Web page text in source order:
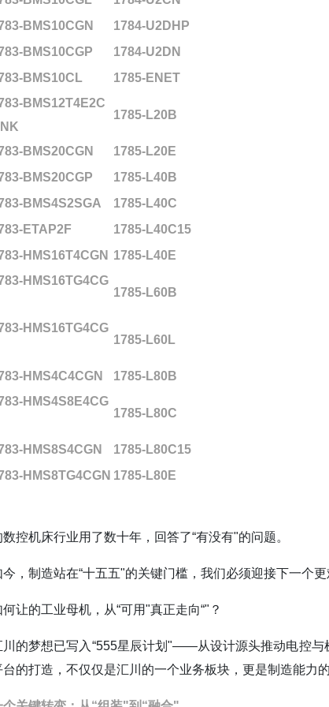
BMS10CGN
1784-U2DHP
BMS10CGP
1784-U2DN
BMS10CL
1785-ENET
BMS12T4E2C
1785-L20B
BMS20CGN
1785-L20E
BMS20CGP
1785-L40B
BMS4S2SGA
1785-L40C
ETAP2F
1785-L40C15
HMS16T4CGN 1785-L40E
HMS16TG4CG
1785-L60B
HMS16TG4CG
1785-L60L
HMS4C4CGN
1785-L80B
HMS4S8E4CG
1785-L80C
HMS8S4CGN
1785-L80C15
HMS8TG4CGN 1785-L80E
数控机床行业用了数十年，回答了“有没有"的问题。
今，制造站在“十五五"的关键门槛，我们必须迎接下一个更
何让的工业母机，从“可用"真正走向“"？
川的梦想已写入“555星辰计划"——从设计源头推动电控与
台的打造，不仅仅是汇川的一个业务板块，更是制造能力的